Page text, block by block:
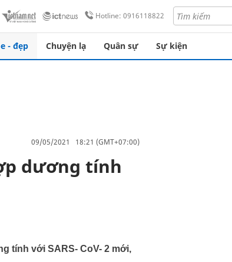
Hotline: 0916118822
- đẹp Chuyện lạ Quân sự Sự kiện
09/05/2021 18:21 (GMT+07:00)
dương tính
tính với SARS- CoV- 2 mới,